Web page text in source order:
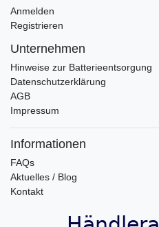
Anmelden
Registrieren
Unternehmen
Hinweise zur Batterieentsorgung
Datenschutzerklärung
AGB
Impressum
Informationen
FAQs
Aktuelles / Blog
Kontakt